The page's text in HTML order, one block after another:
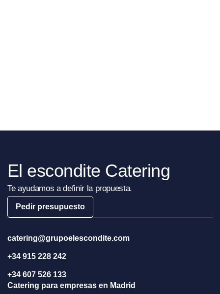
El escondite Catering
Te ayudamos a definir la propuesta.
Pedir presupuesto
catering@grupoelescondite.com
+34 915 228 242
+34 607 526 133
Catering para empresas en Madrid